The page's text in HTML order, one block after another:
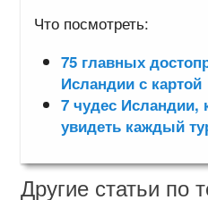
Что посмотреть:
75 главных
Исландии с картой
7 чудес Исландии,
увидеть каждый
Другие статьи по